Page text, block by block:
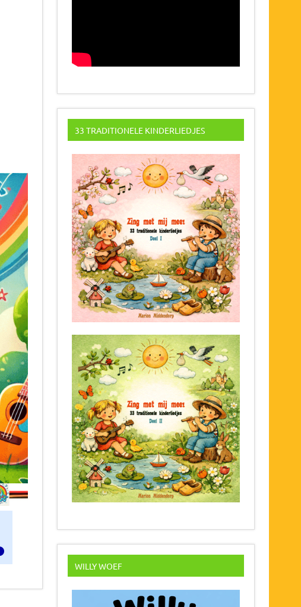
33 TRADITIONELE KINDERLIEDJES
WILLY WOEF